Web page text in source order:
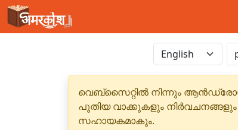
വെബ്‌സൈറ്റിൽ നിന്നും
പുതിയ വാക്കുകളും
സഹായകമാകും.